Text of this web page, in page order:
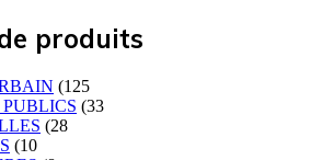
produits
(125
(33
(28
(10